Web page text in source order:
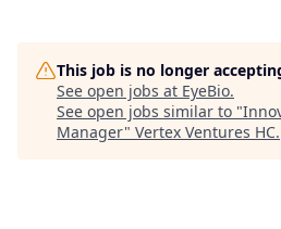
This job is no longer
See open jobs at EyeBio.
See open jobs similar to "
Manager" Vertex Ventures HC.